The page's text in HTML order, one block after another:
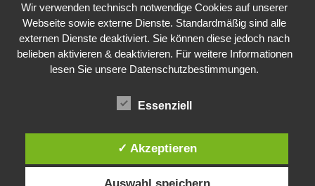
Wir verwenden technisch notwendige Cookies auf unserer
Webseite sowie externe Dienste. Standardmäßig sind alle
externen Dienste deaktiviert. Sie können diese jedoch nach
belieben aktivieren & deaktivieren. Für weitere Informationen
lesen Sie unsere Datenschutzbestimmungen.
Essenziell
✓ Akzeptieren
Auswahl speichern